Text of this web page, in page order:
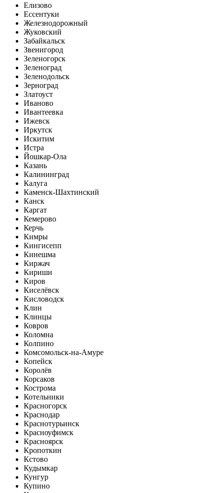
Елизово
Ессентуки
Железнодорожный
Жуковский
Забайкальск
Звенигород
Зеленогорск
Зеленоград
Зеленодольск
Зерноград
Златоуст
Иваново
Ивантеевка
Ижевск
Иркутск
Искитим
Истра
Йошкар-Ола
Казань
Калининград
Калуга
Каменск-Шахтинский
Канск
Каргат
Кемерово
Керчь
Кимры
Кингисепп
Кинешма
Киржач
Кириши
Киров
Киселёвск
Кисловодск
Клин
Клинцы
Ковров
Коломна
Колпино
Комсомольск-на-Амуре
Копейск
Королёв
Корсаков
Кострома
Котельники
Красногорск
Краснодар
Краснотурьинск
Красноуфимск
Красноярск
Кропоткин
Кстово
Кудымкар
Кунгур
Купино